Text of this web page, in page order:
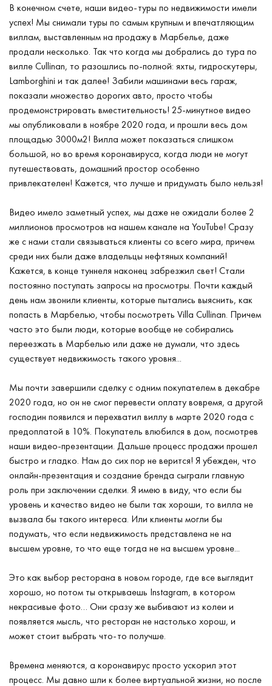
В конечном счете, наши видео-туры по недвижимости имели
успех! Мы снимали туры по самым крупным и впечатляющим
виллам, выставленным на продажу в Марбелье, даже
продали несколько. Так что когда мы добрались до тура по
вилле Cullinan, то разошлись по-полной: яхты, гидроскутеры,
Lamborghini и так далее! Забили машинами весь гараж,
показали множество дорогих авто, просто чтобы
продемонстрировать вместительность! 25-минутное видео
мы опубликовали в ноябре 2020 года, и прошли весь дом
площадью 3000м2! Вилла может показаться слишком
большой, но во время коронавируса, когда люди не могут
путешествовать, домашний простор особенно
привлекателен! Кажется, что лучше и придумать было нельзя!
Видео имело заметный успех, мы даже не ожидали более 2
миллионов просмотров на нашем канале на YouTube! Сразу
же с нами стали связываться клиенты со всего мира, причем
среди них были даже владельцы нефтяных компаний!
Кажется, в конце туннеля наконец забрезжил свет! Стали
постоянно поступать запросы на просмотры. Почти каждый
день нам звонили клиенты, которые пытались выяснить, как
попасть в Марбелью, чтобы посмотреть Villa Cullinan. Причем
часто это были люди, которые вообще не собирались
переезжать в Марбелью или даже не думали, что здесь
существует недвижимость такого уровня...
Мы почти завершили сделку с одним покупателем в декабре
2020 года, но он не смог перевести оплату вовремя, а другой
господин появился и перехватил виллу в марте 2020 года с
предоплатой в 10%. Покупатель влюбился в дом, посмотрев
наши видео-презентации. Дальше процесс продажи прошел
быстро и гладко. Нам до сих пор не верится! Я убежден, что
онлайн-презентация и создание бренда сыграли главную
роль при заключении сделки. Я имею в виду, что если бы
уровень и качество видео не были так хороши, то вилла не
вызвала бы такого интереса. Или клиенты могли бы
подумать, что если недвижимость представлена не на
высшем уровне, то что еще тогда не на высшем уровне...
Это как выбор ресторана в новом городе, где все выглядит
хорошо, но потом ты открываешь Instagram, в котором
некрасивые фото… Они сразу же выбивают из колеи и
появляется мысль, что ресторан не настолько хорош, и
может стоит выбрать что-то получше.
Времена меняются, а коронавирус просто ускорил этот
процесс. Мы давно шли к более виртуальной жизни, но после